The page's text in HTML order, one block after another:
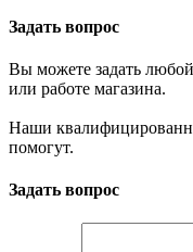
Задать вопрос
Вы можете задать
или работе магазина.
Наши
помогут.
Задать вопрос